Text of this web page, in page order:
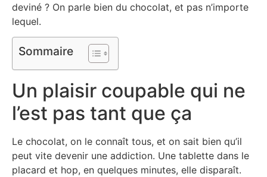
deviné ? On parle bien du chocolat, et pas n’importe
lequel.
Sommaire
Un plaisir coupable qui ne
l’est pas tant que ça
Le chocolat, on le connaît tous, et on sait bien qu’il
peut vite devenir une addiction. Une tablette dans le
placard et hop, en quelques minutes, elle disparaît.